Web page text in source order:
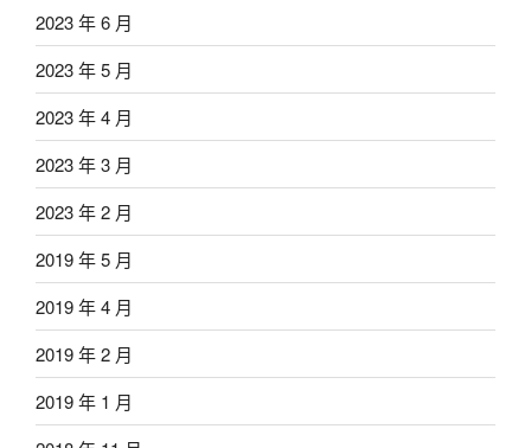
2023 年 6 月
2023 年 5 月
2023 年 4 月
2023 年 3 月
2023 年 2 月
2019 年 5 月
2019 年 4 月
2019 年 2 月
2019 年 1 月